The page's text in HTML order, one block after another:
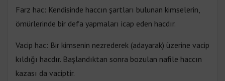
Farz hac: Kendisinde haccın şartları bulunan kimselerin,
ömürlerinde bir defa yapmaları icap eden hacdır.
Vacip hac: Bir kimsenin nezrederek (adayarak) üzerine vacip
kıldığı hacdır. Başlandıktan sonra bozulan nafile haccın
kazası da vaciptir.